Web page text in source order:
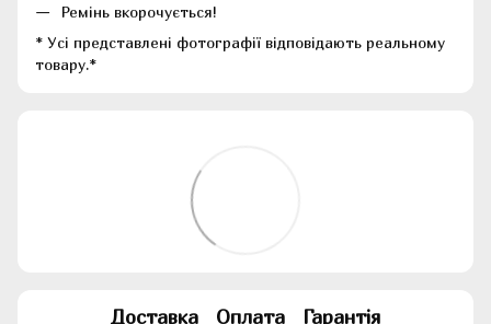
Ремінь вкорочується!
* Усі представлені фотографії відповідають реальному
товару.*
Доставка Оплата Гарантія